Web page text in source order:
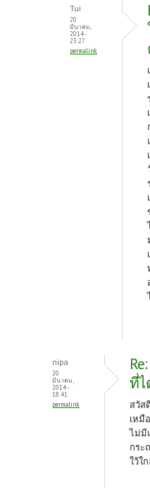
Tui
20
มีนาคม,
2014 -
23:27
permalink
nipa
20
มีนาคม,
2014 -
18:41
permalink
ที่ไ
สวัส
เหมื
ไม่มี
กระ
ใว้ใ